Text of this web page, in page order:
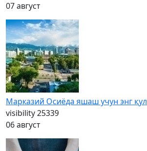
07 август
Марказий Осиёда яшаш учун энг
visibility25339
06 август